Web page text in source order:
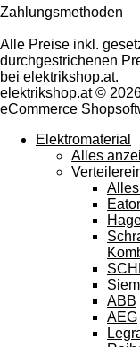
Zahlungsmethoden
Alle Preise inkl.
durchgestrichenen
bei elektrikshop.at.
elektrikshop.at ©
eCommerce
Elektromaterial
Alles
ABB
AEG